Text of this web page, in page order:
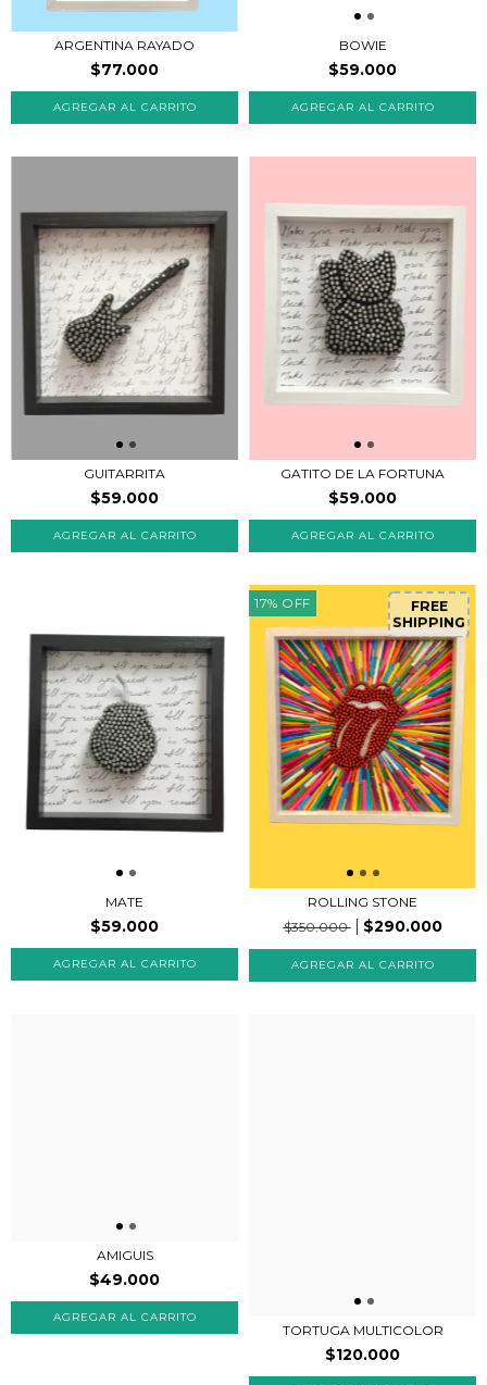
ARGENTINA RAYADO
$77.000
BOWIE
$59.000
GUITARRITA
$59.000
GATITO DE LA FORTUNA
$59.000
MATE
$59.000
17% OFF FREE
SHIPPING
ROLLING STONE
$350.000
$290.000
AMIGUIS
$49.000
TORTUGA MULTICOLOR
$120.000